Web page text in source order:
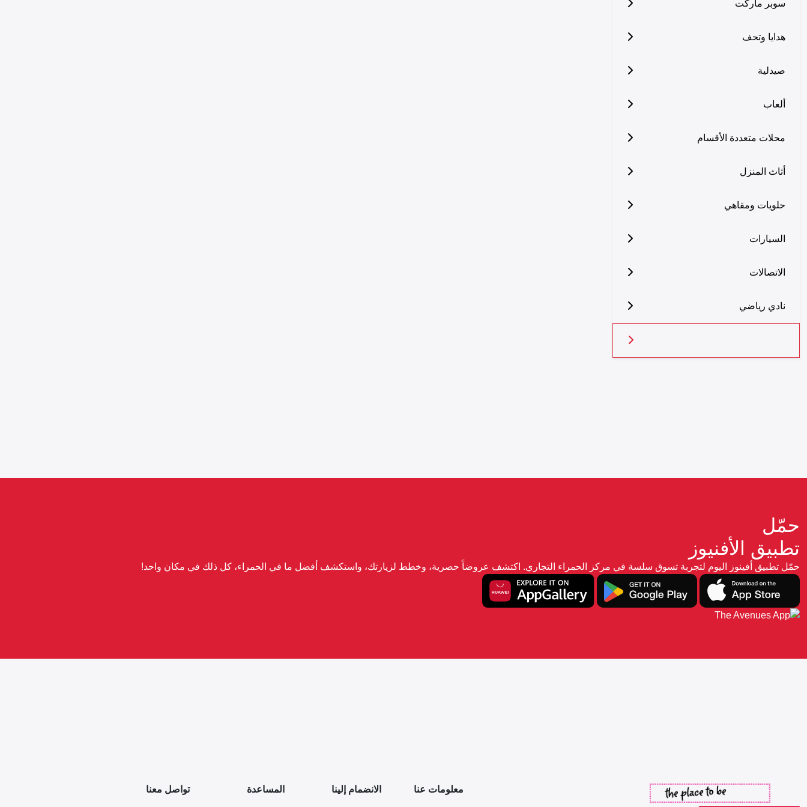
سوبر ماركت
هدايا وتحف
صيدلية
ألعاب
محلات متعددة الأقسام
أثاث المنزل
حلويات ومقاهي
السيارات
الاتصالات
نادي رياضي
حمّل
تطبيق الأفنيوز
حمّل تطبيق أفينوز اليوم لتجربة تسوق سلسة في مركز الحمراء التجاري. اكتشف عروضاً حصرية، وخطط لزيارتك، واستكشف أفضل ما في الحمراء، كل ذلك في مكان واحد!
معلومات عنا الانضمام إلينا المساعدة تواصل معنا